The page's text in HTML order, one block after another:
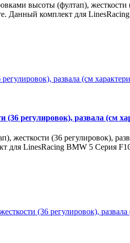
высоты (фултап), жесткости
Данный комплект для
регулировок), развала (см
жесткости (36 регулировок),
для LinesRacing BMW 5 Серия